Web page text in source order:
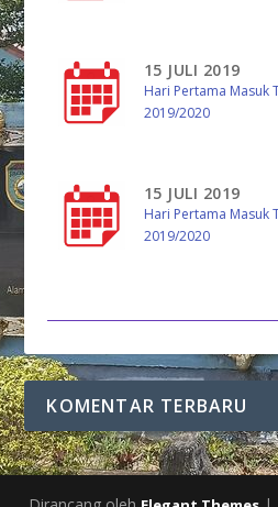
15 JULI 2019
Hari Pertama Masuk
2019/2020
15 JULI 2019
Hari Pertama Masuk
2019/2020
KOMENTAR TERBARU